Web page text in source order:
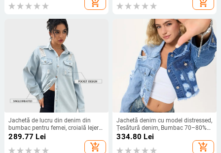
70–80% bumbac, finisaj spălat la
add_shopping_cart add_shopping_cart
Jachetă de lucru din denim din
bumbac pentru femei, croială lejeră,
mâneci lungi, guler pătrat, 10-
289.77 Lei
add_shopping_cart
Jachetă denim cu model distressed,
Țesătură denim, Bumbac 70–80%
și poliester sub 30%, Mâneci lungi
334.80 Lei
add_shopping_cart